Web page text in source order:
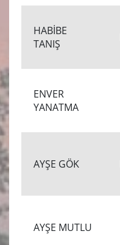
HABİBE
TANIŞ
ENVER
YANATMA
AYŞE GÖK
AYŞE MUTLU